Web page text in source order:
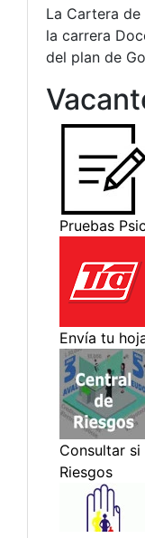
La Cartera
la carrera
del plan de